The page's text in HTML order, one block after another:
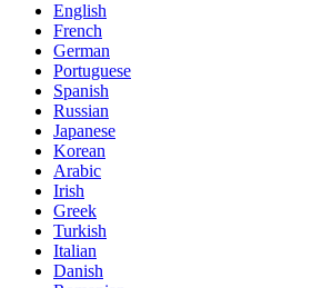
English
French
German
Portuguese
Spanish
Russian
Japanese
Korean
Arabic
Irish
Greek
Turkish
Italian
Danish